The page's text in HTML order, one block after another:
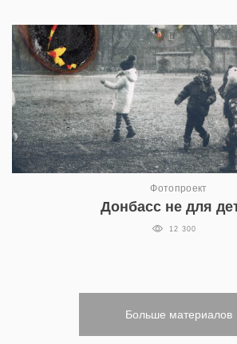
Фотопроект
Донбасс не для
12 300
Больше материалов